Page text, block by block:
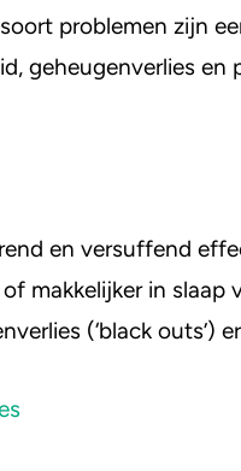
problemen zijn
geheugenverlies en
en versuffend
makkelijker in slaap
(‘black outs’)